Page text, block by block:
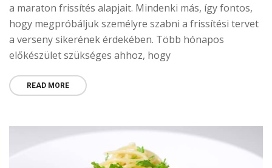
a maraton frissítés alapjait. Mindenki más, így fontos,
hogy megpróbáljuk személyre szabni a frissítési tervet
a verseny sikerének érdekében. Több hónapos
előkészület szükséges ahhoz, hogy
READ MORE